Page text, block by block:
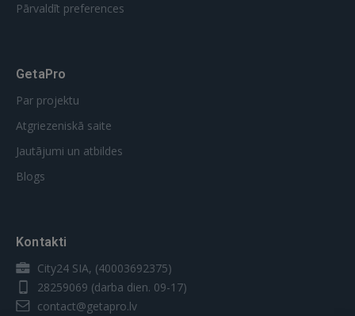
Pārvaldīt preferences
GetaPro
Par projektu
Atgriezeniskā saite
Jautājumi un atbildes
Blogs
Kontakti
City24 SIA, (40003692375)
28259069 (darba dien. 09-17)
contact@getapro.lv